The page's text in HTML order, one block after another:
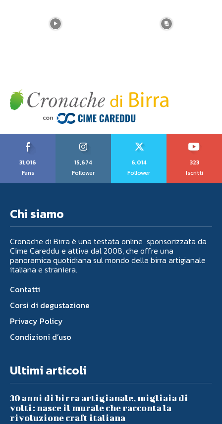
31,016
Fans
15,674
Follower
6,014
Follower
323
Iscritti
Chi siamo
Cronache di Birra è una testata online sponsorizzata da
Cime Careddu e attiva dal 2008, che offre una
panoramica quotidiana sul mondo della birra artigianale
italiana e straniera.
Contatti
Corsi di degustazione
Privacy Policy
Condizioni d’uso
Ultimi articoli
30 anni di birra artigianale, migliaia di
volti: nasce il murale che racconta la
rivoluzione craft italiana